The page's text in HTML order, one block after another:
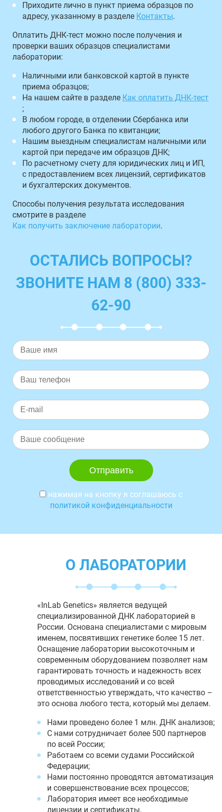
Приходите лично в пункт приема образцов по
адресу, указанному в разделе Контакты.
Оплатить ДНК-тест можно после получения и
проверки ваших образцов специалистами
лаборатории:
Наличными или банковской картой в пункте
приема образцов;
На нашем сайте в разделе Как оплатить ДНК-тест
;
В любом городе, в отделении Сбербанка или
любого другого Банка по квитанции;
Нашим выездным специалистам наличными или
картой при передаче им образцов ДНК;
По расчетному счету для юридических лиц и ИП,
с предоставлением всех лицензий, сертификатов
и бухгалтерских документов.
Способы получения результата исследования
смотрите в разделе
Как получить заключение лаборатории.
ОСТАЛИСЬ ВОПРОСЫ?
ЗВОНИТЕ НАМ 8 (800) 333-
62-90
нажимая на кнопку я соглашаюсь с
политикой конфиденциальности
О ЛАБОРАТОРИИ
«InLab Genetics» является ведущей
специализированной ДНК лабораторией в
России. Основана специалистами с мировым
именем, посвятивших генетике более 15 лет.
Оснащение лаборатории высокоточным и
современным оборудованием позволяет нам
гарантировать точность и надежность всех
проводимых исследований и со всей
ответственностью утверждать, что качество –
это основа любого теста, который мы делаем.
Нами проведено более 1 млн. ДНК анализов;
С нами сотрудничает более 500 партнеров
по всей России;
Работаем со всеми судами Российской
Федерации;
Нами постоянно проводятся автоматизация
и совершенствование всех процессов;
Лаборатория имеет все необходимые
лицензии и сертификаты.